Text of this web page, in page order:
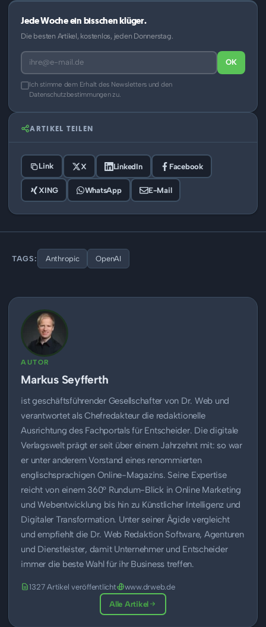
Jede Woche ein bisschen klüger.
Die besten Artikel, kostenlos, jeden Donnerstag.
OK
Ich stimme dem Erhalt des Newsletters und den
Datenschutzbestimmungen zu.
ARTIKEL TEILEN
Link X LinkedIn Facebook
XING WhatsApp E-Mail
TAGS: Anthropic OpenAI
AUTOR
Markus Seyfferth
ist geschäftsführender Gesellschafter von Dr. Web und
verantwortet als Chefredakteur die redaktionelle
Ausrichtung des Fachportals für Entscheider. Die digitale
Verlagswelt prägt er seit über einem Jahrzehnt mit: so war
er unter anderem Vorstand eines renommierten
englischsprachigen Online-Magazins. Seine Expertise
reicht von einem 360° Rundum-Blick in Online Marketing
und Webentwicklung bis hin zu Künstlicher Intelligenz und
Digitaler Transformation. Unter seiner Ägide vergleicht
und empfiehlt die Dr. Web Redaktion Software, Agenturen
und Dienstleister, damit Unternehmer und Entscheider
immer die beste Wahl für ihr Business treffen.
1327 Artikel veröffentlicht www.drweb.de
Alle Artikel